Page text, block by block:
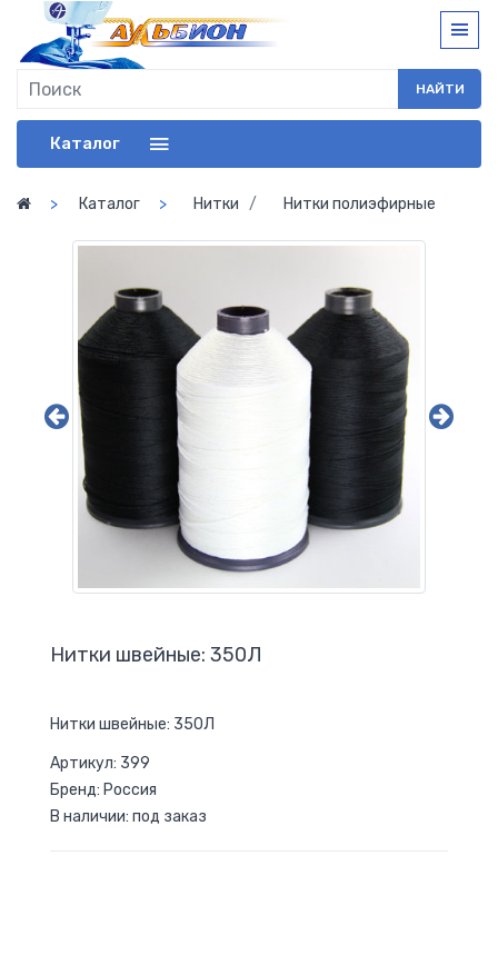
НАЙТИ
Каталог
Каталог Нитки Нитки полиэфирные
Нитки швейные: 350Л
Нитки швейные: 350Л
Артикул: 399
Бренд: Россия
В наличии: под заказ